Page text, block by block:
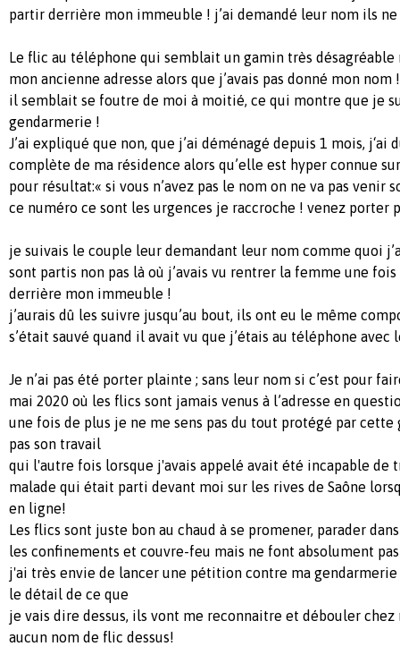
partir derrière mon immeuble ! j’ai demandé leur nom ils
Le flic au téléphone qui semblait un gamin très désagréable
mon ancienne adresse alors que j’avais pas donné mon nom
il semblait se foutre de moi à moitié, ce qui montre que je
gendarmerie !
J’ai expliqué que non, que j’ai déménagé depuis 1 mois, j‘ai
complète de ma résidence alors qu’elle est hyper connue
pour résultat:« si vous n’avez pas le nom on ne va pas venir
ce numéro ce sont les urgences je raccroche ! venez porter
je suivais le couple leur demandant leur nom comme quoi
sont partis non pas là où j’avais vu rentrer la femme une
derrière mon immeuble !
j’aurais dû les suivre jusqu’au bout, ils ont eu le même
s’était sauvé quand il avait vu que j’étais au téléphone avec
Je n’ai pas été porter plainte ; sans leur nom si c’est pour
mai 2020 où les flics sont jamais venus à l’adresse en
une fois de plus je ne me sens pas du tout protégé par
pas son travail
qui l'autre fois lorsque j'avais appelé avait été incapable de
malade qui était parti devant moi sur les rives de Saône
en ligne!
Les flics sont juste bon au chaud à se promener, parader
les confinements et couvre-feu mais ne font absolument
j'ai très envie de lancer une pétition contre ma
le détail de ce que
je vais dire dessus, ils vont me reconnaitre et débouler
aucun nom de flic dessus!